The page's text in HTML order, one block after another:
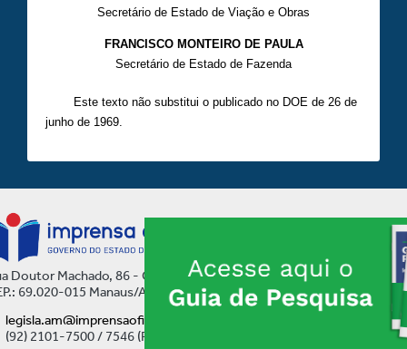
Secretário de Estado de Viação e Obras
FRANCISCO MONTEIRO DE PAULA
Secretário de Estado de Fazenda
Este texto não substitui o publicado no DOE de 26 de
junho de 1969.
Doutor Machado, 86 - Centro
69.020-015 Manaus/AM
legisla.am@imprensaoficial.am.gov.br
(92) 2101-7500 / 7546 (Ramal)